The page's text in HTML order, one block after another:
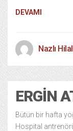
DEVAMI
Nazlı
ERGIN
Bütün bir hafta
Hospital